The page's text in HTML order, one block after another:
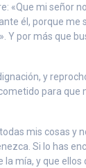
«Que mi señor
él, porque me
Y por más que
y
para que
mis cosas y
Si lo has
la mía, y que ellos